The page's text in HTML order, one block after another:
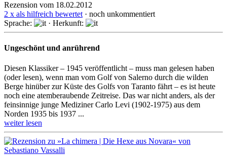
Rezension vom 18.02.2012
2 x als hilfreich bewertet · noch unkommentiert
Sprache:
· Herkunft:
Ungeschönt und anrührend
Diesen Klassiker – 1945 veröffentlicht – muss man gelesen haben
(oder lesen), wenn man vom Golf von Sa­lerno durch die wilden
Berge hinüber zur Küste des Golfs von Taranto fährt – es ist heute
noch eine atemberaubende Zeitreise. Das war nicht anders, als der
feinsinnige junge Mediziner Carlo Levi (1902-1975) aus dem
Norden 1935 bis 1937 ...
weiter lesen